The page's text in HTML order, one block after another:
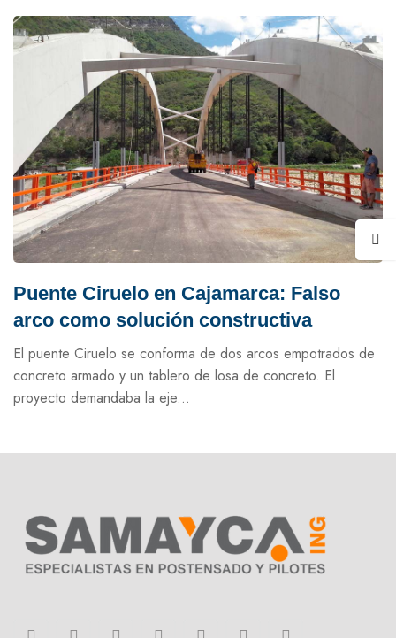
Puente Ciruelo en Cajamarca: Falso
arco como solución constructiva
El puente Ciruelo se conforma de dos arcos empotrados de
concreto armado y un tablero de losa de concreto. El
proyecto demandaba la eje...